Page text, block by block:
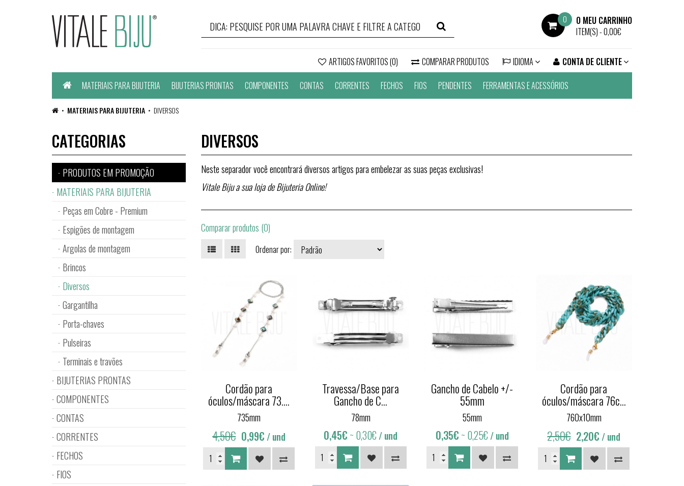
0
O MEU CARRINHO
ITEM(S) -0,00€
ARTIGOS FAVORITOS (0) COMPARAR PRODUTOS IDIOMA
CONTA DE CLIENTE
HomeMATERIAIS PARA BIJUTERIA BIJUTERIAS PRONTAS COMPONENTES CONTAS CORRENTES FECHOS FIOS PENDENTES FERRAMENTAS E ACESSÓRIOS
MATERIAIS PARA BIJUTERIA DIVERSOS
DIVERSOS
Neste separador você encontrará diversos artigos para embelezar as suas peças exclusivas!
Vitale Biju a sua loja de Bijuteria Online!
Comparar produtos (0)
Ordenar por:
Cordão para
óculos/máscara 73....
735mm
4,50€ 0,99€/ und
Travessa/Base para
Gancho de C...
78mm
0,45€ ~ 0,30€/ und
Gancho de Cabelo +/-
55mm
55mm
0,35€ ~ 0,25€/ und
Cordão para
óculos/máscara 76c...
760x10mm
2,50€ 2,20€ / und
CATEGORIAS
PRODUTOS EM PROMOÇÃO
MATERIAIS PARA BIJUTERIA
Peças em Cobre - Premium
Espigões de montagem
Argolas de montagem
Brincos
Diversos
Gargantilha
Porta-chaves
Pulseiras
Terminais e travões
BIJUTERIAS PRONTAS
COMPONENTES
CONTAS
CORRENTES
FECHOS
FIOS